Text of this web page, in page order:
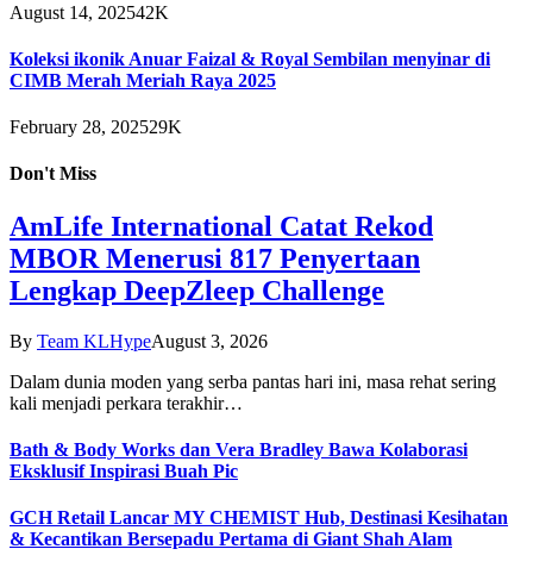
August 14, 202542K
Koleksi ikonik Anuar Faizal & Royal Sembilan menyinar di
CIMB Merah Meriah Raya 2025
February 28, 202529K
Don't Miss
AmLife International Catat Rekod
MBOR Menerusi 817 Penyertaan
Lengkap DeepZleep Challenge
By Team KLHypeAugust 3, 2026
Dalam dunia moden yang serba pantas hari ini, masa rehat sering
kali menjadi perkara terakhir…
Bath & Body Works dan Vera Bradley Bawa Kolaborasi
Eksklusif Inspirasi Buah Pic
GCH Retail Lancar MY CHEMIST Hub, Destinasi Kesihatan
& Kecantikan Bersepadu Pertama di Giant Shah Alam